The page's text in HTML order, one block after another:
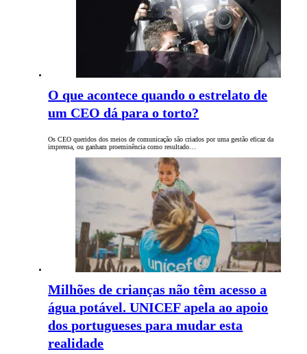
O que acontece quando o estrelato de
um CEO dá para o torto?
Os CEO queridos dos meios de comunicação são criados por uma gestão eficaz da
imprensa, ou ganham proeminência como resultado…
Milhões de crianças não têm acesso a
água potável. UNICEF apela ao apoio
dos portugueses para mudar esta
realidade